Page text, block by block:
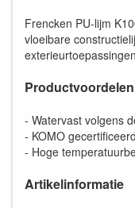
Frencken PU-lijm
vloeibare
Productvoordelen
- Watervast volgens
- KOMO
- Hoge
Artikelinformatie